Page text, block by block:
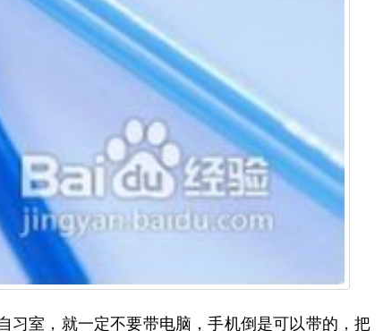
习室，就一定不要带电脑，手机倒是可以带的，把